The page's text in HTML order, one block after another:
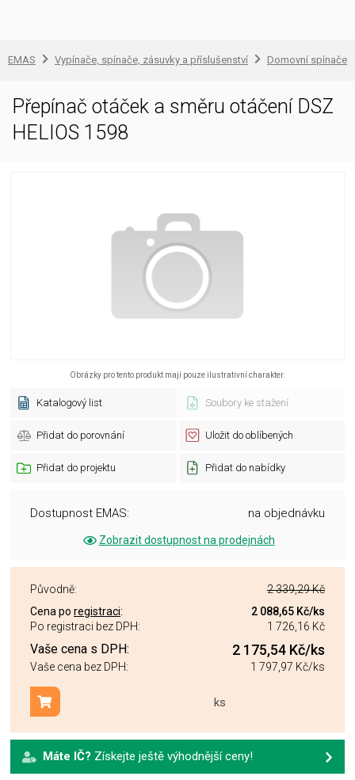
EMAS Vypínače, spínače, zásuvky a příslušenství Domovní spínače
Přepínač otáček a směru otáčení DSZ
HELIOS 1598
Obrázky pro tento produkt mají pouze ilustrativní charakter.
Katalogový list Soubory ke stažení
Přidat do porovnání Uložit do oblíbených
Přidat do projektu Přidat do nabídky
Dostupnost EMAS: na objednávku
Zobrazit dostupnost na prodejnách
Původně:
2 339,29 Kč
Cena po registraci: 2 088,65 Kč/ks
Po registraci bez DPH:
1 726,16 Kč
Vaše cena s DPH: 2 175,54 Kč/ks
Vaše cena bez DPH: 1 797,97 Kč/ks
ks
Přidat do košíku
Máte IČ? Získejte ještě výhodnější ceny!